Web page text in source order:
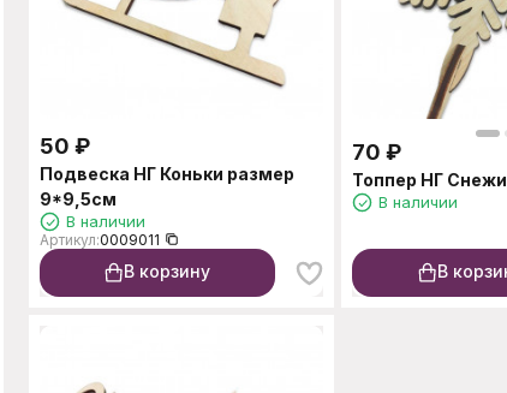
50 ₽
Подвеска НГ Коньки размер
9*9,5см
В наличии
Артикул:0009011
В корзину
70 ₽
Топпер НГ
В наличии
В